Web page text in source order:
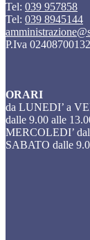
Tel: 039 957858
Tel: 039 8945144
P.Iva 02408700132
ORARI
da LUNEDI’ a
dalle 9.00 alle
MERCOLEDI’
SABATO dalle